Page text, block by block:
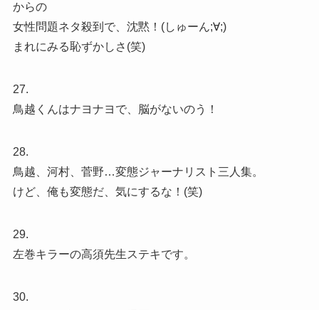
からの
女性問題ネタ殺到で、沈黙！(しゅーん;∀;)
まれにみる恥ずかしさ(笑)
27.
鳥越くんはナヨナヨで、脳がないのう！
28.
鳥越、河村、菅野…変態ジャーナリスト三人集。
けど、俺も変態だ、気にするな！(笑)
29.
左巻キラーの高須先生ステキです。
30.